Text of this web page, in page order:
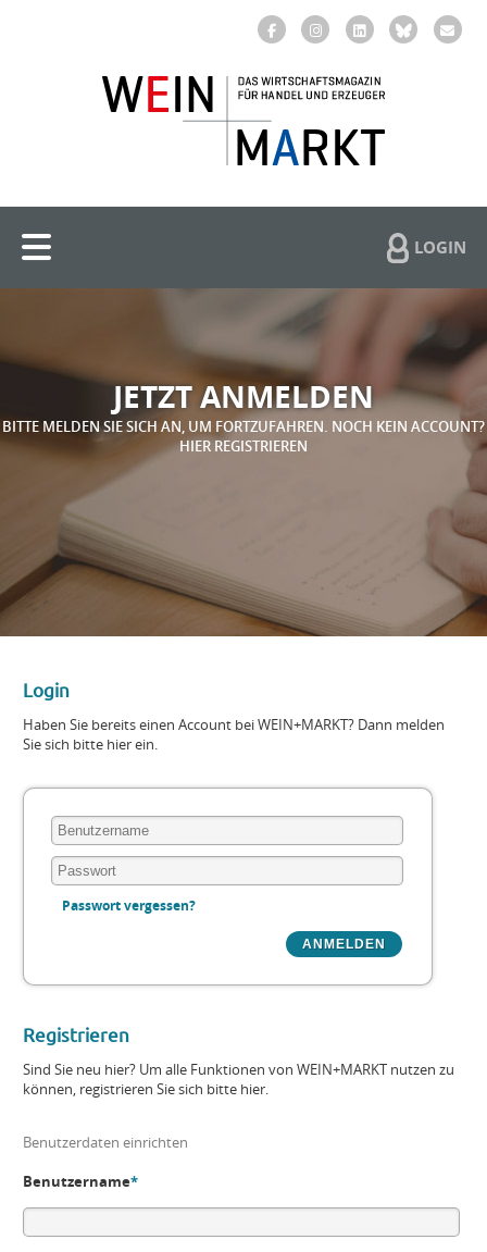
LOGIN
JETZT ANMELDEN
BITTE MELDEN SIE SICH AN, UM FORTZUFAHREN. NOCH KEIN ACCOUNT?
HIER REGISTRIEREN
Login
Haben Sie bereits einen Account bei WEIN+MARKT? Dann melden
Sie sich bitte hier ein.
Passwort vergessen?
Registrieren
Sind Sie neu hier? Um alle Funktionen von WEIN+MARKT nutzen zu
können, registrieren Sie sich bitte hier.
Benutzerdaten einrichten
Benutzername*